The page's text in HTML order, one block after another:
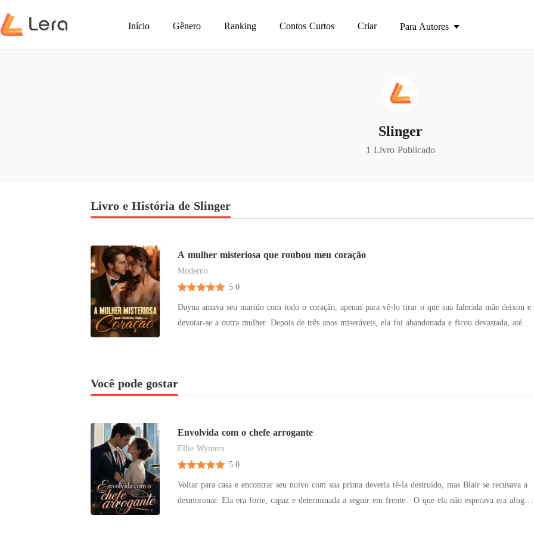
Início Gênero Ranking Contos Curtos Criar Para Autores
Slinger
1 Livro Publicado
Livro e História de Slinger
A mulher misteriosa que roubou meu coração
Moderno
5.0
Dayna amava seu marido com todo o coração, apenas para vê-lo tirar o que sua falecida mãe deixou e
devotar-se a outra mulher. Depois de três anos miseráveis, ela foi abandonada e ficou devastada, até
descobriu outras identidades dela - médica, hacker, pianista - e seu coração entorpecido se agitou. De
Você pode gostar
Envolvida com o chefe arrogante
Ellie Wynters
5.0
Voltar para casa e encontrar seu noivo com sua prima deveria tê-la destruído, mas Blair se recusava a
desmoronar. Ela era forte, capaz e determinada a seguir em frente. O que ela não esperava era afogar